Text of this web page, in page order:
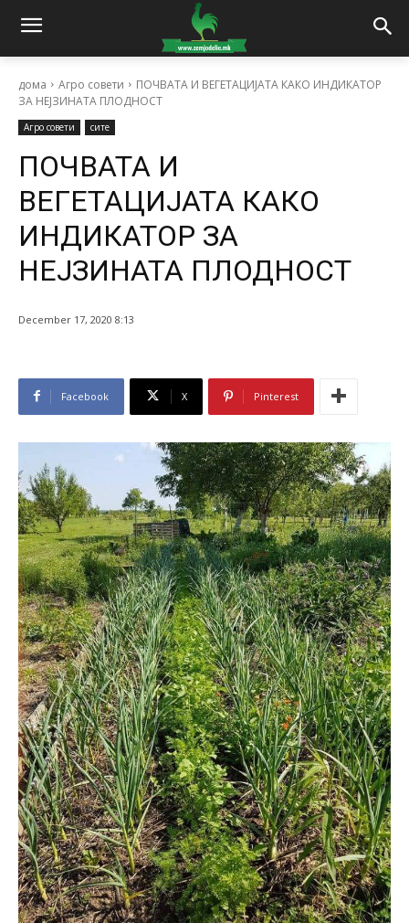
дома Агро совети
ПОЧВАТА И ВЕГЕТАЦИЈАТА КАКО ИНДИКАТОР
ЗА НЕЈЗИНАТА ПЛОДНОСТ
Агро совети сите
ПОЧВАТА И
ВЕГЕТАЦИЈАТА КАКО
ИНДИКАТОР ЗА
НЕЈЗИНАТА ПЛОДНОСТ
December 17, 2020 8:13
Facebook X Pinterest